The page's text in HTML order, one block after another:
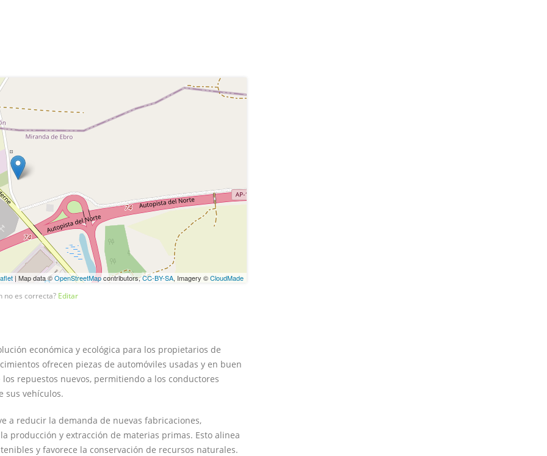
| Map data ©OpenStreetMapcontributors,CC-BY-SA, Imagery ©CloudMade
no es correcta? Editar
económica y ecológica para los propietarios de
ofrecen piezas de automóviles usadas y en buen
repuestos nuevos, permitiendo a los conductores
sus vehículos.
a reducir la demanda de nuevas fabricaciones,
producción y extracción de materias primas. Esto alinea
y favorece la conservación de recursos naturales.